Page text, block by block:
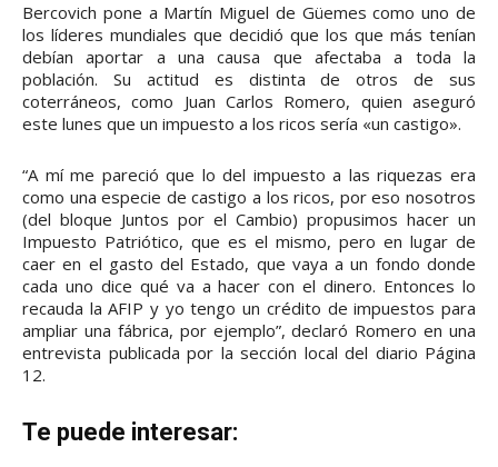
Bercovich pone a Martín Miguel de Güemes como uno de
los líderes mundiales que decidió que los que más tenían
debían aportar a una causa que afectaba a toda la
población. Su actitud es distinta de otros de sus
coterráneos, como Juan Carlos Romero, quien aseguró
este lunes que un impuesto a los ricos sería «un castigo».
“A mí me pareció que lo del impuesto a las riquezas era
como una especie de castigo a los ricos, por eso nosotros
(del bloque Juntos por el Cambio) propusimos hacer un
Impuesto Patriótico, que es el mismo, pero en lugar de
caer en el gasto del Estado, que vaya a un fondo donde
cada uno dice qué va a hacer con el dinero. Entonces lo
recauda la AFIP y yo tengo un crédito de impuestos para
ampliar una fábrica, por ejemplo”, declaró Romero en una
entrevista publicada por la sección local del diario Página
12.
Te puede interesar: